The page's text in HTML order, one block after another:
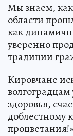
Мы знаем, как
области
как
уверенно
традиции
Кировчане
волгоградцам
здоровья,
доблестному
процветания!»